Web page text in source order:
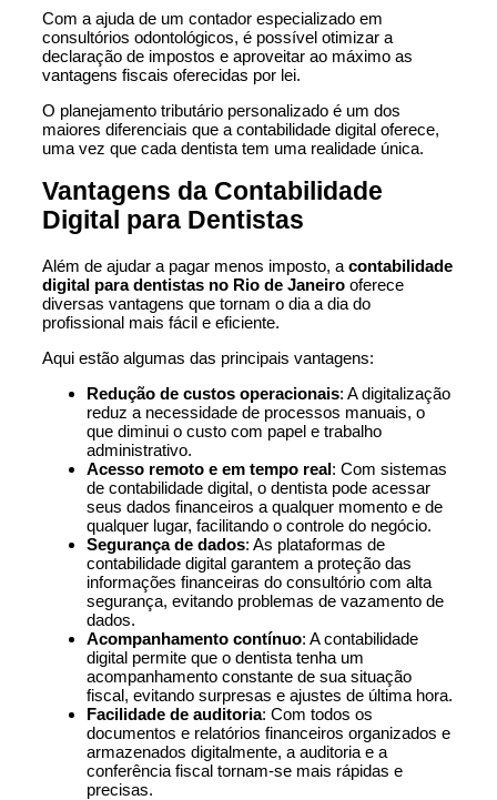
Com a ajuda de um contador especializado em
consultórios odontológicos, é possível otimizar a
declaração de impostos e aproveitar ao máximo as
vantagens fiscais oferecidas por lei.
O planejamento tributário personalizado é um dos
maiores diferenciais que a contabilidade digital oferece,
uma vez que cada dentista tem uma realidade única.
Vantagens da Contabilidade
Digital para Dentistas
Além de ajudar a pagar menos imposto, a contabilidade
digital para dentistas no Rio de Janeiro oferece
diversas vantagens que tornam o dia a dia do
profissional mais fácil e eficiente.
Aqui estão algumas das principais vantagens:
Redução de custos operacionais: A digitalização
reduz a necessidade de processos manuais, o
que diminui o custo com papel e trabalho
administrativo.
Acesso remoto e em tempo real: Com sistemas
de contabilidade digital, o dentista pode acessar
seus dados financeiros a qualquer momento e de
qualquer lugar, facilitando o controle do negócio.
Segurança de dados: As plataformas de
contabilidade digital garantem a proteção das
informações financeiras do consultório com alta
segurança, evitando problemas de vazamento de
dados.
Acompanhamento contínuo: A contabilidade
digital permite que o dentista tenha um
acompanhamento constante de sua situação
fiscal, evitando surpresas e ajustes de última hora.
Facilidade de auditoria: Com todos os
documentos e relatórios financeiros organizados e
armazenados digitalmente, a auditoria e a
conferência fiscal tornam-se mais rápidas e
precisas.